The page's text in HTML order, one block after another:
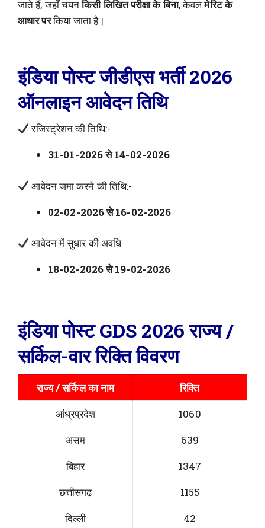
जाते हैं, जहाँ चयनकिसी लिखित परीक्षा के बिना, केवलमेरिट के
आधार परकिया जाता है।
इंडिया पोस्ट जीडीएस भर्ती 2026
ऑनलाइन आवेदन तिथि
रजिस्ट्रेशन की तिथि:-
31-01-2026 से 14-02-2026
आवेदन जमा करने की तिथि:-
02-02-2026 से 16-02-2026
आवेदन में सुधार की अवधि
18-02-2026 से 19-02-2026
इंडिया पोस्ट GDS 2026 राज्य /
सर्किल-वार रिक्ति विवरण
राज्य / सर्किल का नाम
रिक्ति
आंध्रप्रदेश
1060
असम
639
बिहार
1347
छत्तीसगढ़
1155
दिल्ली
42